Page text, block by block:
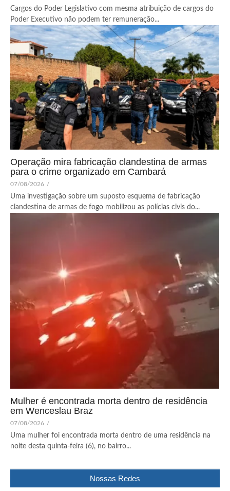
Cargos do Poder Legislativo com mesma atribuição de cargos do
Poder Executivo não podem ter remuneração...
Operação mira fabricação clandestina de armas
para o crime organizado em Cambará
07/08/2026 /
Uma investigação sobre um suposto esquema de fabricação
clandestina de armas de fogo mobilizou as polícias civis do...
Mulher é encontrada morta dentro de residência
em Wenceslau Braz
07/08/2026 /
Uma mulher foi encontrada morta dentro de uma residência na
noite desta quinta-feira (6), no bairro...
Nossas Redes